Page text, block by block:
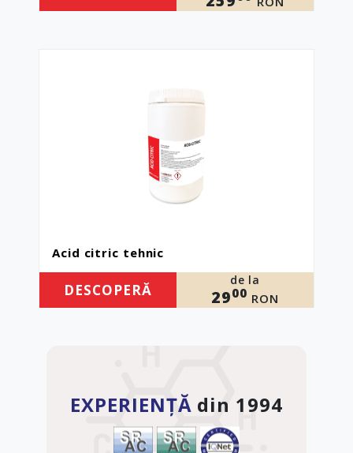
Acid citric tehnic
DESCOPERĂ
de la
2900 RON
EXPERIENȚĂ din 1994